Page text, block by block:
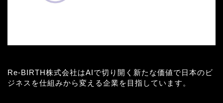
Re-BIRTH株式会社はAIで切り開く新たな価値で日本のビ
ジネスを仕組みから変える企業を目指しています。